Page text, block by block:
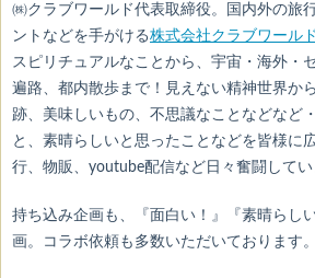
㈱クラブワールド代表取締役。国内外の旅
ントなどを手がける株式会社クラブワールド
スピリチュアルなことから、宇宙・海外・
遍路、都内散歩まで！見えない精神世界か
跡、美味しいもの、不思議なことなどなど
と、素晴らしいと思ったことなどを皆様に
行、物販、youtube配信など日々奮闘してい
持ち込み企画も、『面白い！』『素晴らし
画。コラボ依頼も多数いただいております。